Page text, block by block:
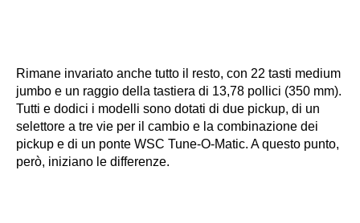
Rimane invariato anche tutto il resto, con 22 tasti medium
jumbo e un raggio della tastiera di 13,78 pollici (350 mm).
Tutti e dodici i modelli sono dotati di due pickup, di un
selettore a tre vie per il cambio e la combinazione dei
pickup e di un ponte WSC Tune-O-Matic. A questo punto,
però, iniziano le differenze.